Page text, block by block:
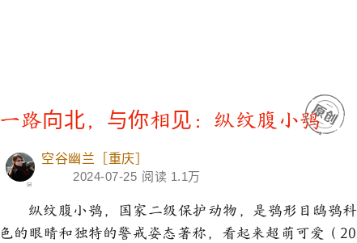
一路向北，与你相见：纵纹腹小鸮
空谷幽兰［重庆］
2024-07-25 阅读 1.1万
纵纹腹小鸮，国家二级保护动物，是鸮形目鸱鸮
色的眼睛和独特的警戒姿态著称，看起来超萌可爱（